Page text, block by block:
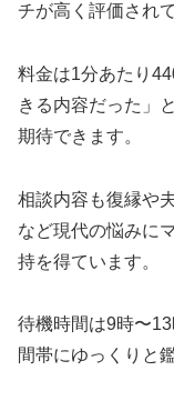
チが高く評価され
料金は1分あたり
きる内容だった」
期待できます。
相談内容も復縁や
など現代の悩みに
持を得ています。
待機時間は9時〜
間帯にゆっくりと